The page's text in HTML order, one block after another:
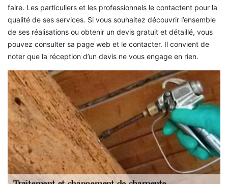
faire. Les particuliers et les professionnels le contactent pour la
qualité de ses services. Si vous souhaitez découvrir l’ensemble
de ses réalisations ou obtenir un devis gratuit et détaillé, vous
pouvez consulter sa page web et le contacter. Il convient de
noter que la réception d’un devis ne vous engage en rien.